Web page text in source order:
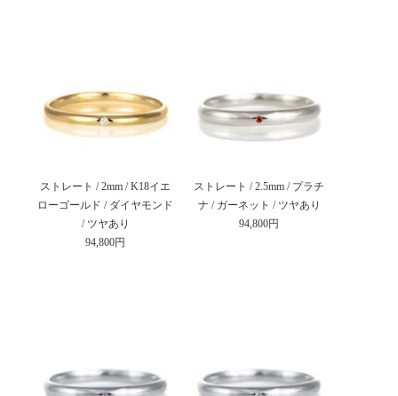
ストレート / 2mm / K18イエ
ローゴールド / ダイヤモンド
/ ツヤあり
94,800円
ストレート / 2.5mm / プラチ
ナ / ガーネット / ツヤあり
94,800円